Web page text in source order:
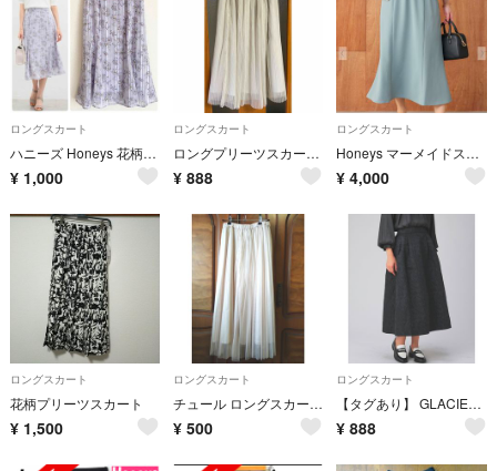
ロングスカート
ハニーズ Honeys 花柄フレアスカート
¥ 1,000
ロングスカート
ロングプリーツスカート チュールスカート ウエストゴム Mサイズ
¥ 888
ロングスカート
Honeys マーメイドスカート
¥ 4,000
ロングスカート
花柄プリーツスカート
¥ 1,500
ロングスカート
チュール ロングスカート ベージュ
¥ 500
ロングスカート
【タグあり】 GLACIER lusso ジャカードフレアスカート Mサイズ
¥ 888